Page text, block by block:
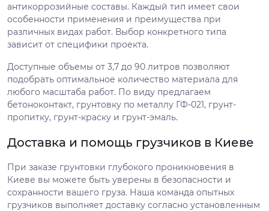
антикоррозийные составы. Каждый тип имеет свои
особенности применения и преимущества при
различных видах работ. Выбор конкретного типа
зависит от специфики проекта.
Доступные объемы от 3,7 до 90 литров позволяют
подобрать оптимальное количество материала для
любого масштаба работ. По виду предлагаем
бетоноконтакт, грунтовку по металлу ГФ-021, грунт-
пропитку, грунт-краску и грунт-эмаль.
Доставка и помощь грузчиков в Киеве
При заказе грунтовки глубокого проникновения в
Киеве вы можете быть уверены в безопасности и
сохранности вашего груза. Наша команда опытных
грузчиков выполняет доставку согласно установленным